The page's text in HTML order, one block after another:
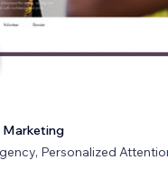
Personalized